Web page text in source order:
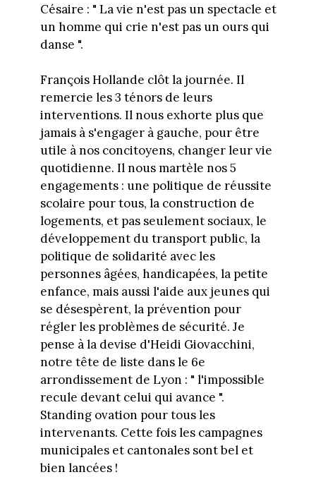
Césaire : " La vie n'est pas un spectacle et
un homme qui crie n'est pas un ours qui
danse ".
François Hollande clôt la journée. Il
remercie les 3 ténors de leurs
interventions. Il nous exhorte plus que
jamais à s'engager à gauche, pour être
utile à nos concitoyens, changer leur vie
quotidienne. Il nous martèle nos 5
engagements : une politique de réussite
scolaire pour tous, la construction de
logements, et pas seulement sociaux, le
développement du transport public, la
politique de solidarité avec les
personnes âgées, handicapées, la petite
enfance, mais aussi l'aide aux jeunes qui
se désespèrent, la prévention pour
régler les problèmes de sécurité. Je
pense à la devise d'Heidi Giovacchini,
notre tête de liste dans le 6e
arrondissement de Lyon : " l'impossible
recule devant celui qui avance ".
Standing ovation pour tous les
intervenants. Cette fois les campagnes
municipales et cantonales sont bel et
bien lancées !